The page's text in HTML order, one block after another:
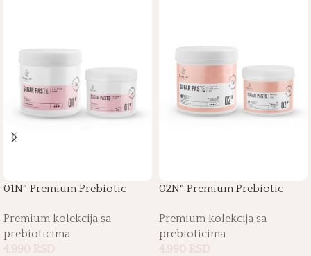
01N° Premium Prebiotic
Premium kolekcija sa
prebioticima
4.990 RSD
02N° Premium Prebiotic
Premium kolekcija sa
prebioticima
4.990 RSD